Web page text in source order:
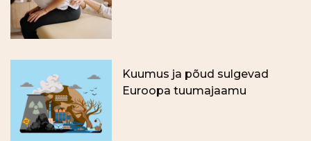
Kuumus ja põud sulgevad
Euroopa tuumajaamu